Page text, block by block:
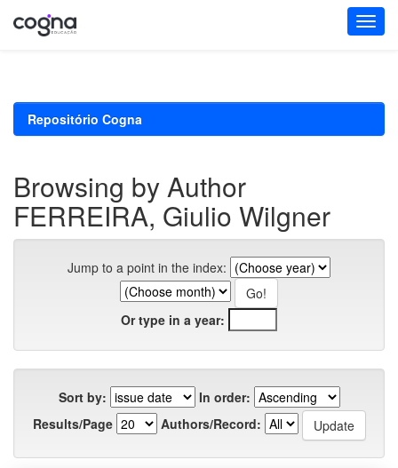
Repositório Cogna
Browsing by Author
FERREIRA, Giulio Wilgner
Jump to a point in the index:
Or type in a year:
Sort by:
In order:
Results/Page
Authors/Record: